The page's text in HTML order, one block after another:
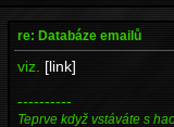
re: Databáze emailů
viz. [link]
----------
Teprve když vstáváte s